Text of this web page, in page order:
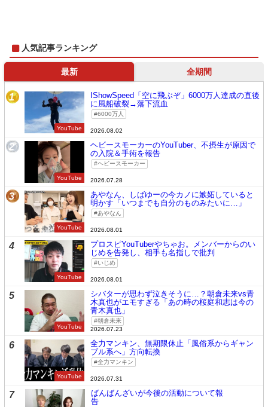
人気記事ランキング
最新 全期間
1
YouTube
IShowSpeed「空に飛ぶぞ」6000万人達成の直後
に風船破裂→落下流血
6000万人
2026.08.02
2
YouTube
ヘビースモーカーのYouTuber、不摂生が原因で
の入院＆手術を報告
ヘビースモーカー
2026.07.28
3
YouTube
あやなん、しばゆーの今カノに嫉妬していると
明かす「いつまでも自分のものみたいに…」
あやなん
2026.08.01
4
YouTube
プロスピYouTuberやちゃお。メンバーからのい
じめを告発し、相手も名指しで批判
いじめ
2026.08.01
5
YouTube
シバターが思わず泣きそうに…？朝倉未来vs青
木真也がエモすぎる「あの時の桜庭和志は今の
青木真也」
朝倉未来
2026.07.23
6
YouTube
全力マンキン、無期限休止「風俗系からギャン
ブル系へ」方向転換
全力マンキン
2026.07.31
7
ばんばんざいが今後の活動について報
告